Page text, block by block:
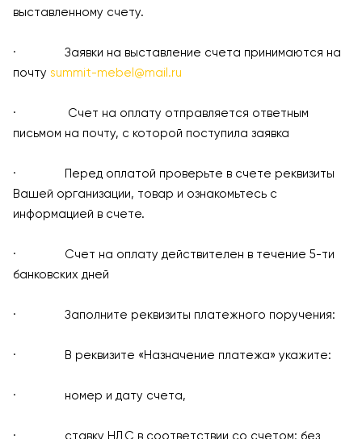
выставленному счету.
· Заявки на выставление счета принимаются на
почту summit-mebel@mail.ru
· Счет на оплату отправляется ответным
письмом на почту, с которой поступила заявка
· Перед оплатой проверьте в счете реквизиты
Вашей организации, товар и ознакомьтесь с
информацией в счете.
· Счет на оплату действителен в течение 5-ти
банковских дней
· Заполните реквизиты платежного поручения:
· В реквизите «Назначение платежа» укажите:
· номер и дату счета,
· ставку НДС в соответствии со счетом: без